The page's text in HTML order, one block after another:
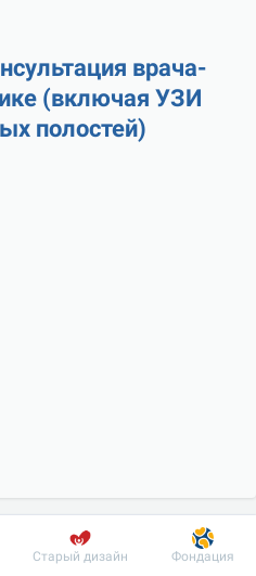
врача-
(включая УЗИ
полостей)
Пациенту
Старый дизайн Фондация